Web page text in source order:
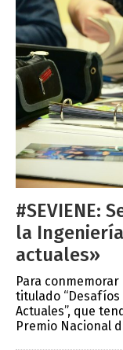
#SEVIENE:
la
actuales»
Para
titulado
Actuales”, que
Premio Nacional